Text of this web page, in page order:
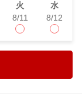
火
8/11
水
8/12